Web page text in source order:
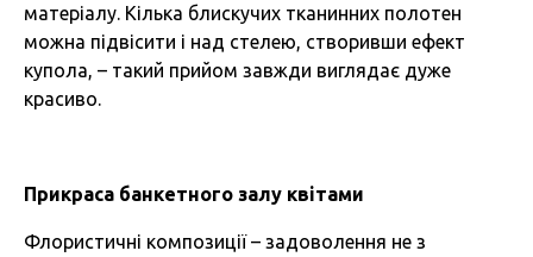
матеріалу. Кілька блискучих тканинних полотен
можна підвісити і над стелею, створивши ефект
купола, – такий прийом завжди виглядає дуже
красиво.
Прикраса банкетного залу квітами
Флористичні композиції – задоволення не з